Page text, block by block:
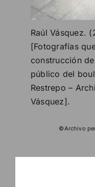
Raúl Vásquez.
[Fotografías
construcción
público del
Restrepo –
Vásquez].
©Archivo